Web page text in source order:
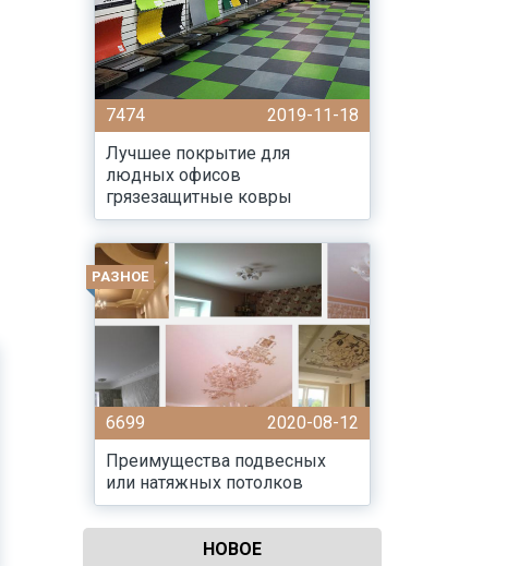
7474
2019-11-18
Лучшее покрытие для
людных офисов
грязезащитные ковры
РАЗНОЕ
6699
2020-08-12
Преимущества подвесных
или натяжных потолков
НОВОЕ